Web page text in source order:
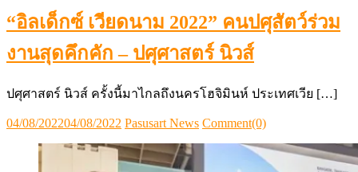
“อิลเด็กซ์ เวียดนาม 2022” คนปศุสัตว์ร่วม
งานสุดคึกคัก – ปศุศาสตร์ นิวส์
ปศุศาสตร์ นิวส์ ครั้งนี้มาไกลถึงนครโฮจิมินห์ ประเทศเวีย […]
Posted
04/08/202204/08/2022 Author
Pasusart News Comment(0)